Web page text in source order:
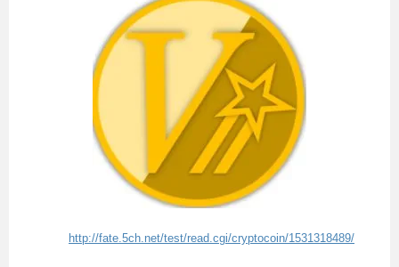
http://fate.5ch.net/test/read.cgi/cryptocoin/1531318489/